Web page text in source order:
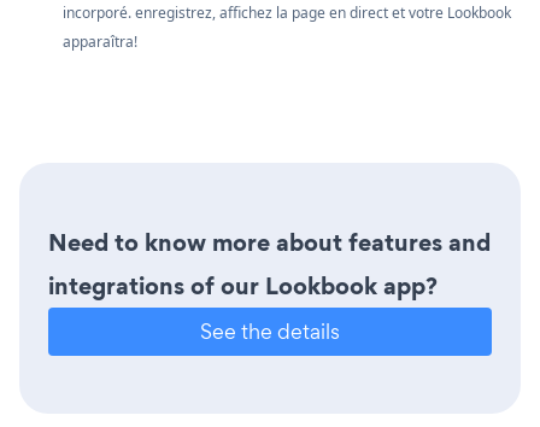
incorporé. enregistrez, affichez la page en direct et votre Lookbook
apparaîtra!
Need to know more about features and
integrations of our Lookbook app?
See the details